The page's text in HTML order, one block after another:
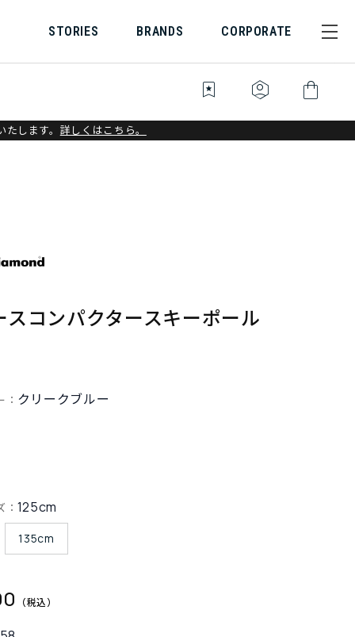
STORIES BRANDS CORPORATE
bookmark_star identity_platform shopping_bag
します。 詳しくはこちら。
スコンパクタースキーポール
： クリークブルー
： 125cm
135cm